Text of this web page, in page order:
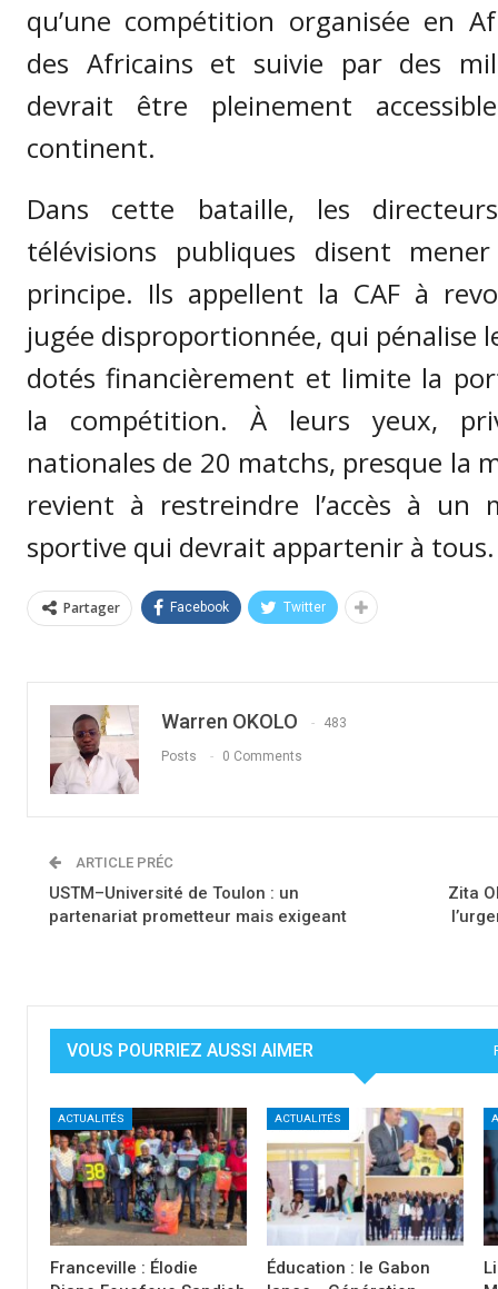
qu’une compétition organisée en
des Africains et suivie par des
devrait être pleinement
continent.
Dans cette bataille, les
télévisions publiques disent
principe. Ils appellent la CAF à
jugée disproportionnée, qui pénalise
dotés financièrement et limite la
la compétition. À leurs yeux,
nationales de 20 matchs, presque la
revient à restreindre l’accès à un
sportive qui devrait appartenir à tous.
Partager Facebook Twitter
Warren OKOLO 483
Posts 0 Comments
ARTICLE PRÉC
USTM–Université de Toulon : un
partenariat prometteur mais exigeant
Zita
VOUS POURRIEZ AUSSI AIMER
ACTUALITÉS
Franceville : Élodie
ACTUALITÉS
Éducation : le Gabon